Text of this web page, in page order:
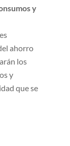
y
ahorro
los
y
que se